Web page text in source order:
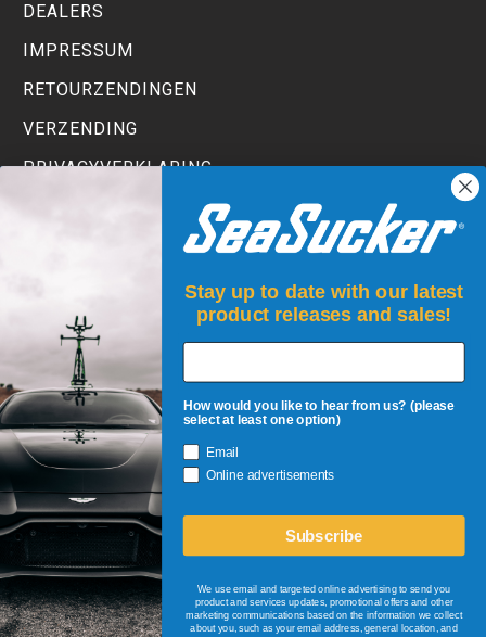
DEALERS
IMPRESSUM
RETOURZENDINGEN
VERZENDING
PRIVACYVERKLARING
TERMS AND CONDITIONS
AANMELDEN!
Blijf als eerste op de hoogte van nieuwe producten,
evenementen en kortingen!
Email Address +
Stay up to date with our latest
product releases and sales!
How would you like to hear from us? (please
select at least one option)
Email
Online advertisements
Subscribe
We use email and targeted online advertising to send you
product and services updates, promotional offers and other
marketing communications based on the information we collect
about you, such as your email address, general location, and